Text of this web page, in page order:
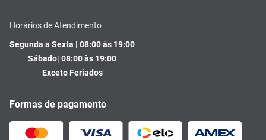
Horários de Atendimento
Segunda a Sexta | 08:00 às 19:00
Sábado| 08:00 às 19:00
Exceto Feriados
Formas de pagamento